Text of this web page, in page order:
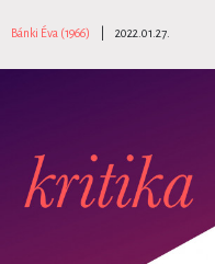
Bánki Éva (1966) 2022.01.27.